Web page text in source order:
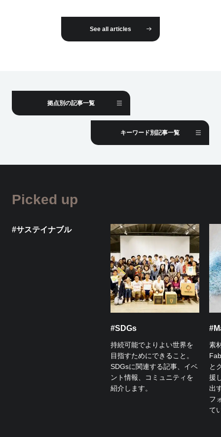
See all articles
拠点別の記事一覧
キーワード別記事一覧
Picked up
#サステイナブル
#SDGs
持続可能でよりよい世界を
目指すためにできること。
SDGsに関連する記事、イベ
ント情報、コミュニティを
紹介します。
素
と
援
出
フ
て